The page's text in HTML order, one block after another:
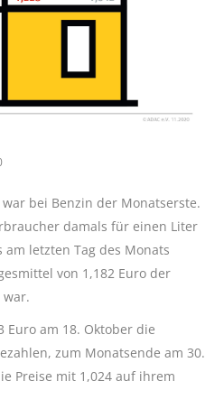
bei Benzin der Monatserste.
damals für einen Liter
am letzten Tag des Monats
von 1,182 Euro der
war.
Euro am 18. Oktober die
zum Monatsende am 30.
Preise mit 1,024 auf ihrem